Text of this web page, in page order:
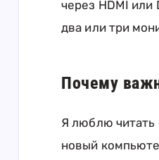
через HDMI
два или три
Почему
Я люблю читать
новый